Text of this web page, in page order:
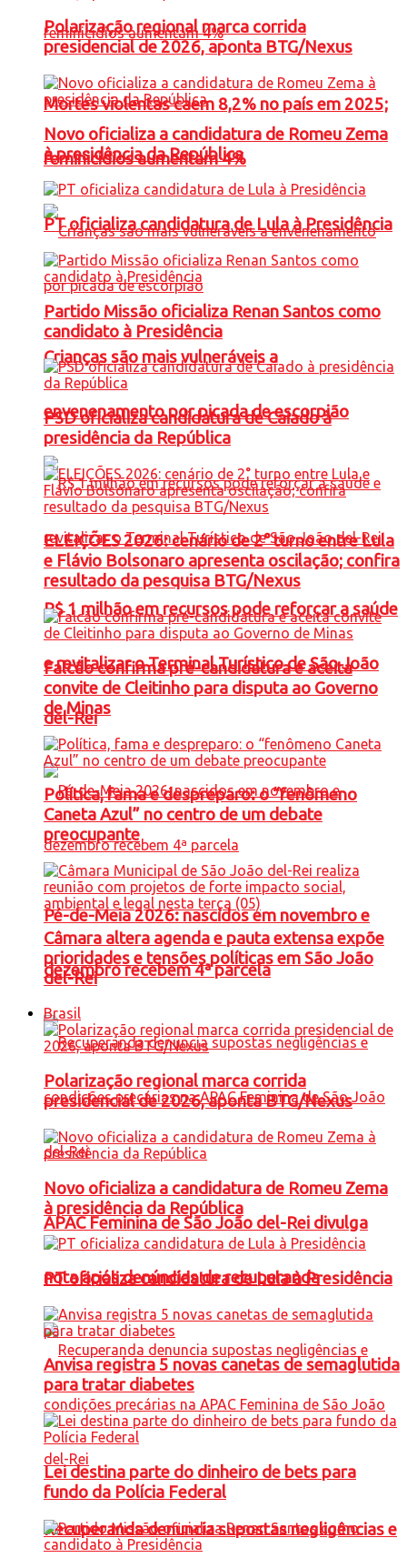
Mortes violentas caem 8,2% no país em 2025;
feminicídios aumentam 4%
Crianças são mais vulneráveis a
envenenamento por picada de escorpião
R$ 1 milhão em recursos pode reforçar a saúde
e revitalizar o Terminal Turístico de São João
del-Rei
Pé-de-Meia 2026: nascidos em novembro e
dezembro recebem 4ª parcela
APAC Feminina de São João del-Rei divulga
nota após denúncias de recuperanda
Recuperanda denuncia supostas negligências e
Polarização regional marca corrida
presidencial de 2026, aponta BTG/Nexus
Novo oficializa a candidatura de Romeu Zema
à presidência da República
PT oficializa candidatura de Lula à Presidência
Partido Missão oficializa Renan Santos como
candidato à Presidência
PSD oficializa candidatura de Caiado à
presidência da República
ELEIÇÕES 2026: cenário de 2° turno entre Lula
e Flávio Bolsonaro apresenta oscilação; confira
resultado da pesquisa BTG/Nexus
Falcão confirma pré-candidatura e aceita
convite de Cleitinho para disputa ao Governo
de Minas
Política, fama e despreparo: o “fenômeno
Caneta Azul” no centro de um debate
preocupante
Câmara altera agenda e pauta extensa expõe
prioridades e tensões políticas em São João
del-Rei
Brasil
Polarização regional marca corrida
presidencial de 2026, aponta BTG/Nexus
Novo oficializa a candidatura de Romeu Zema
à presidência da República
PT oficializa candidatura de Lula à Presidência
Anvisa registra 5 novas canetas de semaglutida
para tratar diabetes
Lei destina parte do dinheiro de bets para
fundo da Polícia Federal